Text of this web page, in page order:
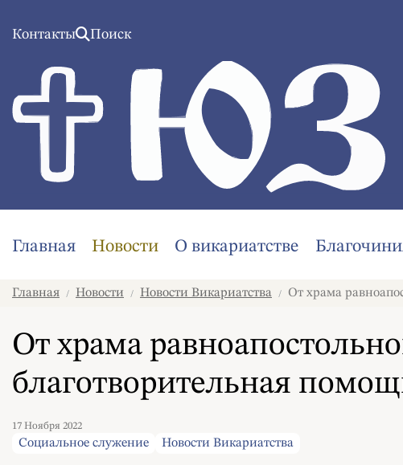
Контакты Поиск
Главная Новости О викариатстве
Главная / Новости / Новости Викариатства / От храма
От храма
благотворительная
17 Ноября 2022
Социальное служение Новости Викариатства